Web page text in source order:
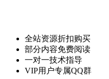
全站资源折扣购买
部分内容免费阅读
一对一技术指导
VIP用户专属QQ群